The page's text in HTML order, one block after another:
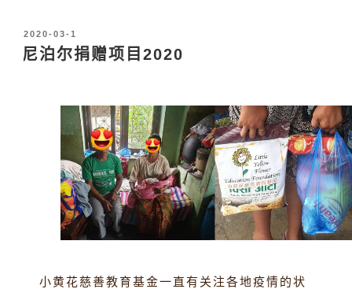
发
布
于
2020-03-1
尼泊尔捐赠项目2020
小黄花慈善教育基金一直有关注各地疫情的状